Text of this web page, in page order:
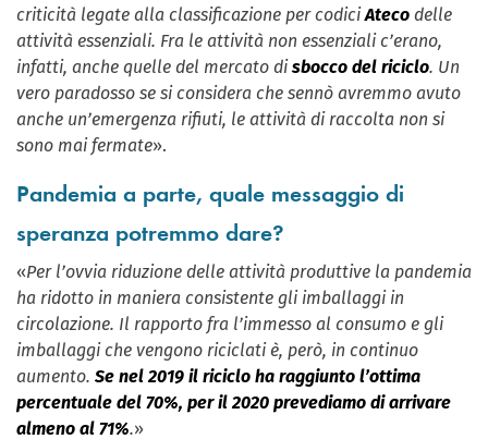
criticità legate alla classificazione per codiciAteco delle
attività essenziali. Fra le attività non essenziali c’erano,
infatti, anche quelle del mercato disbocco del riciclo. Un
vero paradosso se si considera che sennò avremmo avuto
anche un’emergenza rifiuti, le attività di raccolta non si
sono mai fermate».
Pandemia a parte, quale messaggio di
speranza potremmo dare?
«Per l’ovvia riduzione delle attività produttive la pandemia
ha ridotto in maniera consistente gli imballaggi in
circolazione. Il rapporto fra l’immesso al consumo e gli
imballaggi che vengono riciclati è, però, in continuo
aumento. Se nel 2019 il riciclo ha raggiunto l’ottima
percentuale del 70%, per il 2020 prevediamo di arrivare
almeno al 71%.»